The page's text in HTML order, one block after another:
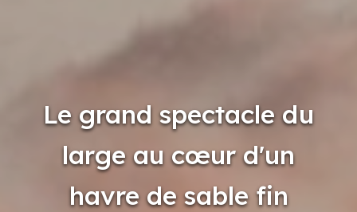
Le grand spectacle du
large au cœur d'un
havre de sable fin